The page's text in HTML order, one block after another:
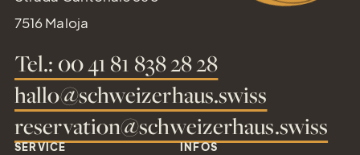
7516 Maloja
Tel.: 00 41 81 838 28 28
hallo@schweizerhaus.swiss
reservation@schweizerhaus.swiss
SERVICE INFOS